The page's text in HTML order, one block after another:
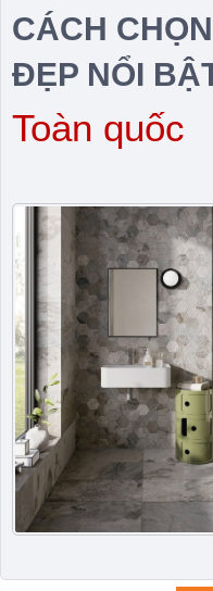
CÁCH
ĐẸP NỔI
Toàn quốc